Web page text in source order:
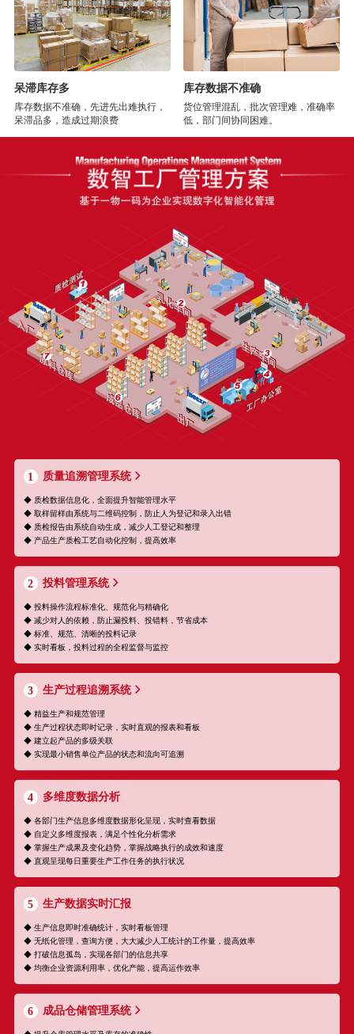
呆滞库存多
库存数据不准确，先进先出难执行，
呆滞品多，造成过期浪费
库存数据不准确
货位管理混乱，批次管理难，准确率
低，部门间协同困难。
1 质量追溯管理系统
◆ 质检数据信息化，全面提升智能管理水平
◆ 取样留样由系统与二维码控制，防止人为登记和录入出错
◆ 质检报告由系统自动生成，减少人工登记和整理
◆ 产品生产质检工艺自动化控制，提高效率
2 投料管理系统
◆ 投料操作流程标准化、规范化与精确化
◆ 减少对人的依赖，防止漏投料、投错料，节省成本
◆ 标准、规范、清晰的投料记录
◆ 实时看板，投料过程的全程监督与监控
3 生产过程追溯系统
◆ 精益生产和规范管理
◆ 生产过程状态即时记录，实时直观的报表和看板
◆ 建立起产品的多级关联
◆ 实现最小销售单位产品的状态和流向可追溯
4 多维度数据分析
◆ 各部门生产信息多维度数据形化呈现，实时查看数据
◆ 自定义多维度报表，满足个性化分析需求
◆ 掌握生产成果及变化趋势，掌握战略执行的成效和速度
◆ 直观呈现每日重要生产工作任务的执行状况
5 生产数据实时汇报
◆ 生产信息即时准确统计，实时看板管理
◆ 无纸化管理，查询方便，大大减少人工统计的工作量，提高效率
◆ 打破信息孤岛，实现各部门的信息共享
◆ 均衡企业资源利用率，优化产能，提高运作效率
6 成品仓储管理系统